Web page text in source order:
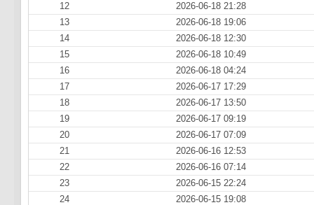
12
2026-06-18 21:28
13
2026-06-18 19:06
14
2026-06-18 12:30
15
2026-06-18 10:49
16
2026-06-18 04:24
17
2026-06-17 17:29
18
2026-06-17 13:50
19
2026-06-17 09:19
20
2026-06-17 07:09
21
2026-06-16 12:53
22
2026-06-16 07:14
23
2026-06-15 22:24
24
2026-06-15 19:08